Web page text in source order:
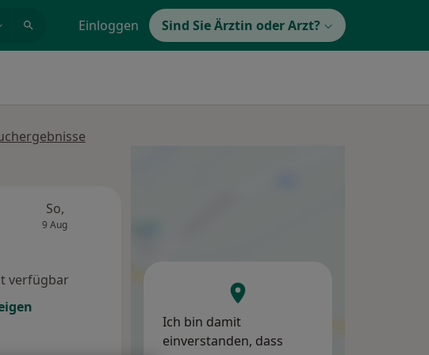
Einloggen Sind Sie Ärztin oder Arzt?
So,
9 Aug
verfügbar
Ich bin damit
einverstanden, dass